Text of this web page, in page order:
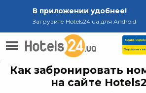
В приложении удобнее!
Загрузите Hotels24.ua для Android
Как забронировать
на сайте